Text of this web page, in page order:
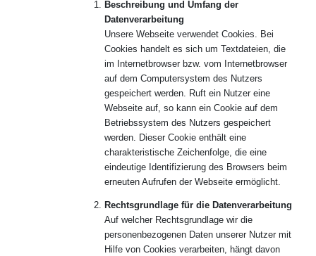
Beschreibung und Umfang der
Datenverarbeitung
Unsere Webseite verwendet Cookies. Bei
Cookies handelt es sich um Textdateien, die
im Internetbrowser bzw. vom Internetbrowser
auf dem Computersystem des Nutzers
gespeichert werden. Ruft ein Nutzer eine
Webseite auf, so kann ein Cookie auf dem
Betriebssystem des Nutzers gespeichert
werden. Dieser Cookie enthält eine
charakteristische Zeichenfolge, die eine
eindeutige Identifizierung des Browsers beim
erneuten Aufrufen der Webseite ermöglicht.
Rechtsgrundlage für die Datenverarbeitung
Auf welcher Rechtsgrundlage wir die
personenbezogenen Daten unserer Nutzer mit
Hilfe von Cookies verarbeiten, hängt davon